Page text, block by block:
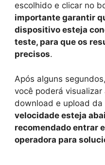
escolhido e clicar no
importante garantir
dispositivo esteja
teste, para que os
precisos.
Após alguns
você poderá
download e upload da
velocidade esteja
recomendado entrar
operadora para